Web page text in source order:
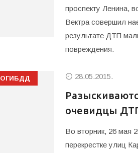
проспекту Ленина,
Вектра совершил
результате ДТП
повреждения.
ОГИБДД 28.05.2015.
очевидцы
Во вторник, 26 мая
перекрестке улиц